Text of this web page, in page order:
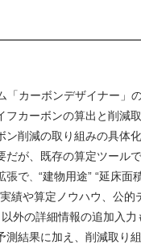
「カーボンデザイナー」
カーボンの算出と削減
削減の取り組みの具体
が、既存の算定ツール
張で、 “建物用途” “延床面
績や算定ノウハウ、公的
外の詳細情報の追加入力
測結果に加え、削減取り